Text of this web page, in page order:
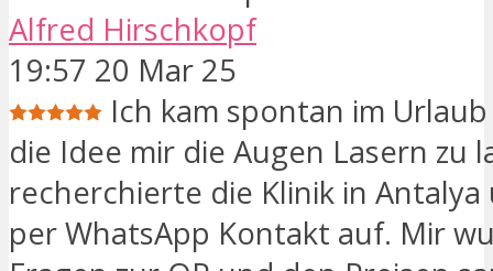
Alfred Hirschkopf
19:57 20 Mar 25
Ich kam spontan im
die Idee mir die Augen Lasern zu
recherchierte die Klinik in Antalya
per WhatsApp Kontakt auf. Mir